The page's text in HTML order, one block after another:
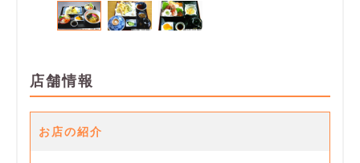
店舗情報
お店の紹介